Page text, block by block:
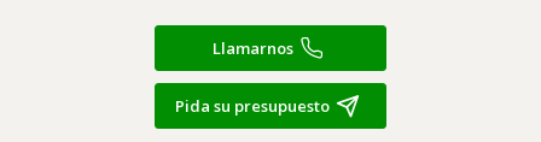
Llamarnos
Pida su presupuesto